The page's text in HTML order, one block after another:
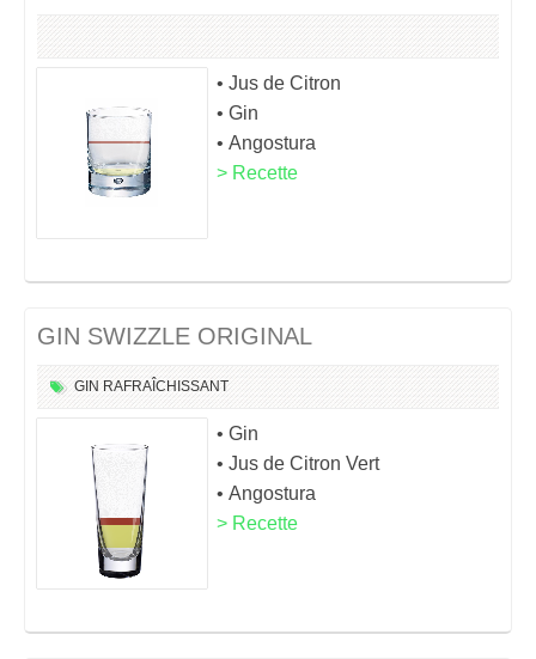
• Jus de Citron
• Gin
• Angostura
> Recette
GIN SWIZZLE ORIGINAL
GIN RAFRAÎCHISSANT
• Gin
• Jus de Citron Vert
• Angostura
> Recette